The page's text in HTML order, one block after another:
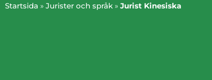
Startsida » Jurister och språk » Jurist Kinesiska